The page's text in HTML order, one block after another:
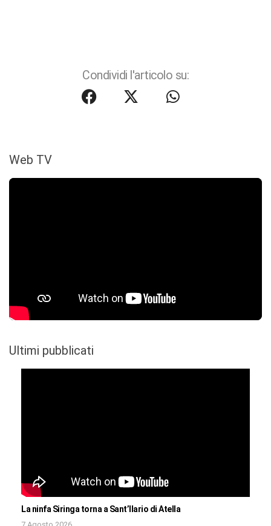
Condividi l'articolo su:
Web TV
Ultimi pubblicati
La ninfa Siringa torna a Sant’Ilario di Atella